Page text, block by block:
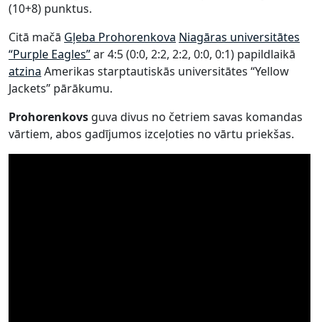
(10+8) punktus.
Citā mačā Gļeba Prohorenkova Niagāras universitātes
“Purple Eagles”ar 4:5 (0:0, 2:2, 2:2, 0:0, 0:1) papildlaikā
atzina Amerikas starptautiskās universitātes “Yellow
Jackets” pārākumu.
Prohorenkovs guva divus no četriem savas komandas
vārtiem, abos gadījumos izceļoties no vārtu priekšas.